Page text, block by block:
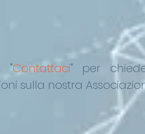
"Contattaci"
per
sulla nostra